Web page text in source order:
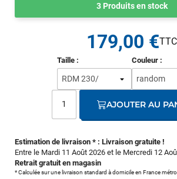
3 Produits en stock
Estimation de livraison * : Livraison gratuite !
Entre le Mardi 11 Août 2026 et le Mercredi 12
Retrait gratuit en magasin
* Calculée sur une livraison standard à domicile en France
Taille : Couleur :
179,00 €
AJOUTER AU